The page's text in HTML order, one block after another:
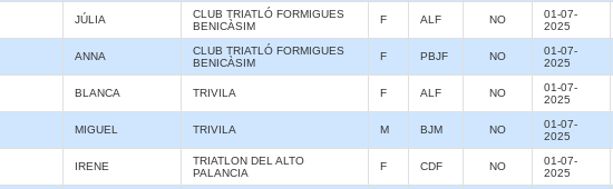
JÚLIA
CLUB TRIATLÓ FORMIGUES
BENICÀSIM
F ALF NO
01-07-
2025
ANNA
CLUB TRIATLÓ FORMIGUES
BENICÀSIM
F PBJF NO
01-07-
2025
BLANCA TRIVILA F ALF NO
01-07-
2025
MIGUEL TRIVILA M BJM NO
01-07-
2025
IRENE
TRIATLON DEL ALTO
PALANCIA
F CDF NO
01-07-
2025